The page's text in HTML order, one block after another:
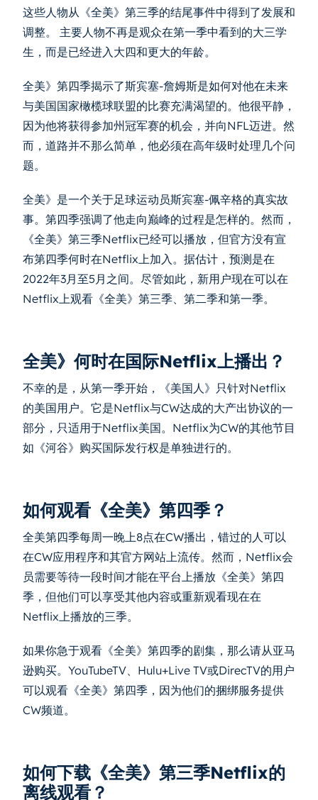
这些人物从《全美》第三季的结尾事件中得到了发展和
调整。 主要人物不再是观众在第一季中看到的大三学
生，而是已经进入大四和更大的年龄。
全美》第四季揭示了斯宾塞-詹姆斯是如何对他在未来
与美国国家橄榄球联盟的比赛充满渴望的。他很平静，
因为他将获得参加州冠军赛的机会，并向NFL迈进。然
而，道路并不那么简单，他必须在高年级时处理几个问
题。
全美》是一个关于足球运动员斯宾塞-佩辛格的真实故
事。第四季强调了他走向巅峰的过程是怎样的。然而，
《全美》第三季Netflix已经可以播放，但官方没有宣
布第四季何时在Netflix上加入。据估计，预测是在
2022年3月至5月之间。尽管如此，新用户现在可以在
Netflix上观看《全美》第三季、第二季和第一季。
全美》何时在国际Netflix上播出？
不幸的是，从第一季开始，《美国人》只针对Netflix
的美国用户。它是Netflix与CW达成的大产出协议的一
部分，只适用于Netflix美国。Netflix为CW的其他节目
如《河谷》购买国际发行权是单独进行的。
如何观看《全美》第四季？
全美第四季每周一晚上8点在CW播出，错过的人可以
在CW应用程序和其官方网站上流传。然而，Netflix会
员需要等待一段时间才能在平台上播放《全美》第四
季，但他们可以享受其他内容或重新观看现在在
Netflix上播放的三季。
如果你急于观看《全美》第四季的剧集，那么请从亚马
逊购买。YouTubeTV、Hulu+Live TV或DirecTV的用户
可以观看《全美》第四季，因为他们的捆绑服务提供
CW频道。
如何下载《全美》第三季Netflix的
离线观看？